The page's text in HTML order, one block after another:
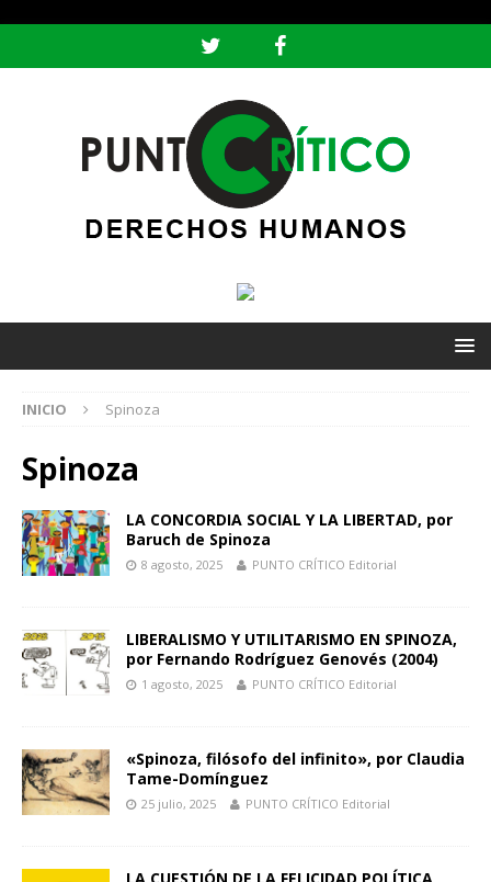
INICIO Spinoza
Spinoza
LA CONCORDIA SOCIAL Y LA LIBERTAD, por
Baruch de Spinoza
8 agosto, 2025 PUNTO CRÍTICO Editorial
LIBERALISMO Y UTILITARISMO EN SPINOZA,
por Fernando Rodríguez Genovés (2004)
1 agosto, 2025 PUNTO CRÍTICO Editorial
«Spinoza, filósofo del infinito», por Claudia
Tame-Domínguez
25 julio, 2025 PUNTO CRÍTICO Editorial